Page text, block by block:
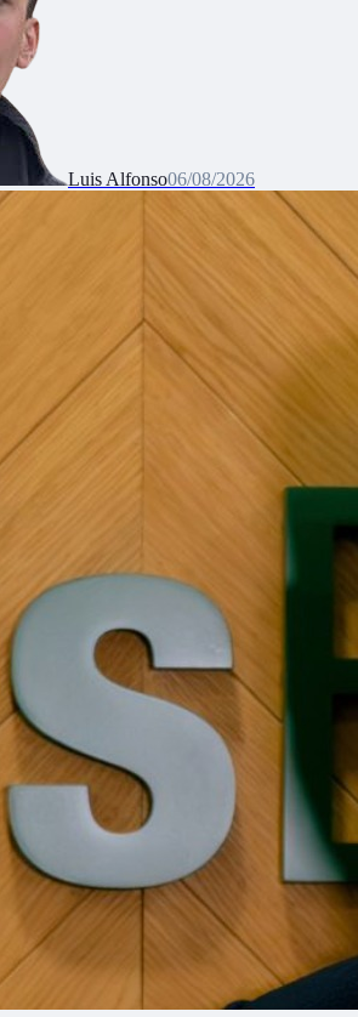
Luis Alfonso06/08/2026